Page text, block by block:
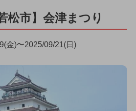
松市】会津まつり
金)〜2025/09/21(日)